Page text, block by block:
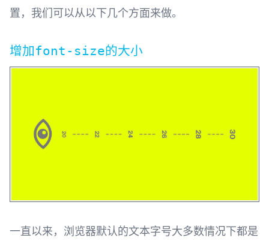
置，我们可以从以下几个方面来做。
增加font-size的大小
一直以来，浏览器默认的文本字号大多数情况下都是